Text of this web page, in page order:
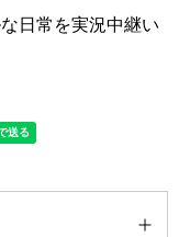
日常を実況中継い